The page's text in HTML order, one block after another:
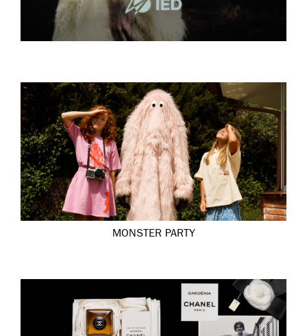
MONSTER PARTY